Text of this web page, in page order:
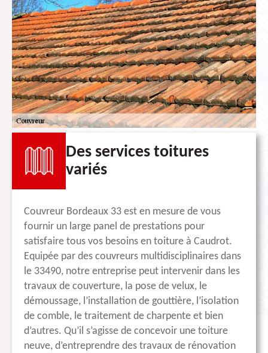
Des services toitures
variés
Couvreur Bordeaux 33 est en mesure de vous
fournir un large panel de prestations pour
satisfaire tous vos besoins en toiture à Caudrot.
Equipée par des couvreurs multidisciplinaires dans
le 33490, notre entreprise peut intervenir dans les
travaux de couverture, la pose de velux, le
démoussage, l’installation de gouttière, l’isolation
de comble, le traitement de charpente et bien
d’autres. Qu’il s’agisse de concevoir une toiture
neuve, d’entreprendre des travaux de rénovation